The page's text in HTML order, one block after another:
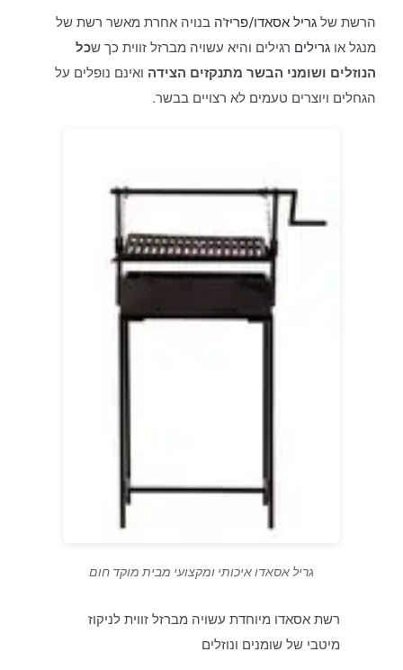
הרשת שלגריל אסאדו/פריז'הבנויה אחרת מאשר רשת של
מנגל אוגריליםרגילים והיא עשויה מברזל זווית כך ש כל
הנוזלים ושומני הבשר מתנקזים הצידהואינם נופלים על
הגחלים ויוצרים טעמים לא רצויים בבשר.
גריל אסאדו איכותי ומקצועי מבית מוקד חום
רשת אסאדו מיוחדת עשויה מברזל זווית לניקוז
מיטבי של שומנים ונוזלים